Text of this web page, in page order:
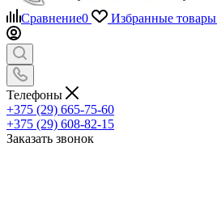
Сравнение0 Избранные товары
Телефоны
+375 (29) 665-75-60
+375 (29) 608-82-15
Заказать звонок